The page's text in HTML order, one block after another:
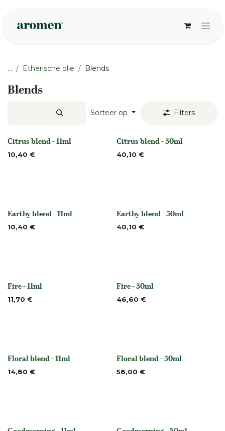
... Etherische olie Blends
Blends
Sorteer op Filters
None
Citrus blend - 11ml
10,40 € None
Citrus blend - 50ml
40,10 €
None
Earthy blend - 11ml
10,40 € None
Earthy blend - 50ml
40,10 €
Niet op voorraad
Fire - 11ml
11,70 € Niet op voorraad
Fire - 50ml
46,60 €
None
Floral blend - 11ml
14,80 € None
Floral blend - 50ml
58,00 €